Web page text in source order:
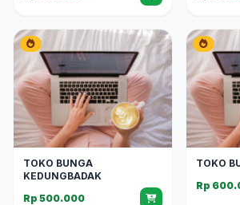
TOKO BUNGA
KEDUNGBADAK
Rp 500.000
TOKO
Rp